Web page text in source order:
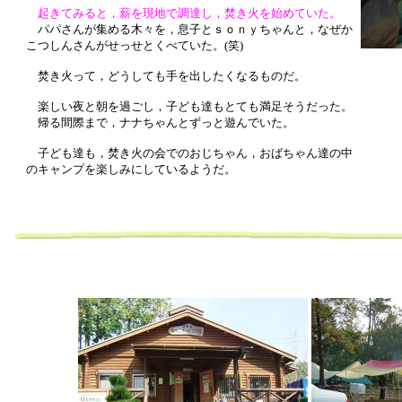
起きてみると，薪を現地で調達し，焚き火を始めていた。
パパさんが集める木々を，息子とｓｏｎｙちゃんと，なぜか
こつしんさんがせっせとくべていた。(笑)
焚き火って，どうしても手を出したくなるものだ。
楽しい夜と朝を過ごし，子ども達もとても満足そうだった。
帰る間際まで，ナナちゃんとずっと遊んでいた。
子ども達も，焚き火の会でのおじちゃん，おばちゃん達の中
のキャンプを楽しみにしているようだ。